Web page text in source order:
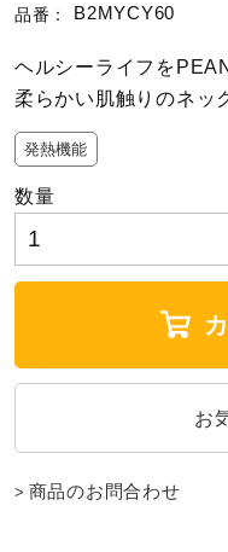
ソフトボール
ウィンタース
ワーキング
品番： B2MYCY60
ヘルシーライフを
柔らかい肌触りのネッ
発熱機能
数量
商品のお問合わせ